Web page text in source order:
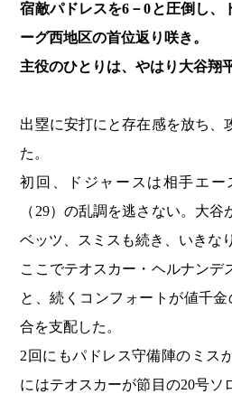
宿敵パドレスを6－0と圧倒し、
ーグ西地区の首位返り咲き。
主役のひとりは、やはり大谷翔
出塁に安打にと存在感を放ち、
た。
初回、ドジャースは相手エー
（29）の乱調を逃さない。大谷
ベッツ、スミスも続き、いきな
ここでテオスカー・ヘルナンデ
と、続くコンフォートが値千
合を支配した。
2回にもパドレス守備陣のミス
にはテオスカーが節目の20号ソ